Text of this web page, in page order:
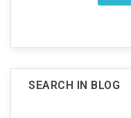
SEARCH IN BLOG